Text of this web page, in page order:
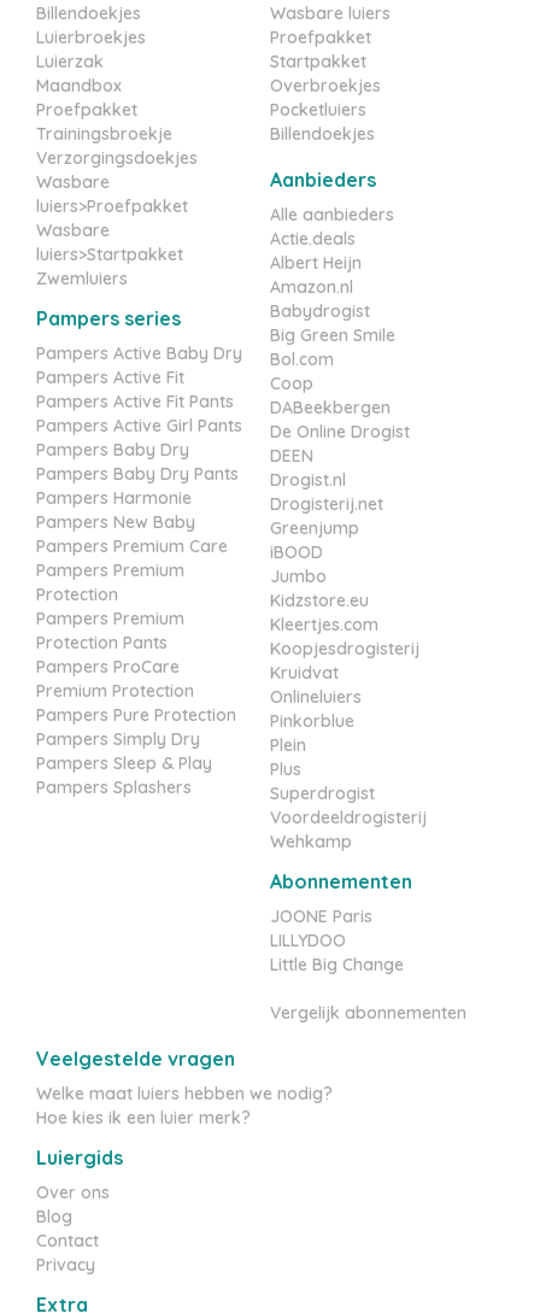
Billendoekjes
Luierbroekjes
Luierzak
Maandbox
Proefpakket
Trainingsbroekje
Verzorgingsdoekjes
Wasbare
luiers>Proefpakket
Wasbare
luiers>Startpakket
Zwemluiers
Pampers series
Pampers Active Baby Dry
Pampers Active Fit
Pampers Active Fit Pants
Pampers Active Girl Pants
Pampers Baby Dry
Pampers Baby Dry Pants
Pampers Harmonie
Pampers New Baby
Pampers Premium Care
Pampers Premium
Protection
Pampers Premium
Protection Pants
Pampers ProCare
Premium Protection
Pampers Pure Protection
Pampers Simply Dry
Pampers Sleep & Play
Pampers Splashers
Wasbare luiers
Proefpakket
Startpakket
Overbroekjes
Pocketluiers
Billendoekjes
Aanbieders
Alle aanbieders
Actie.deals
Albert Heijn
Amazon.nl
Babydrogist
Big Green Smile
Bol.com
Coop
DABeekbergen
De Online Drogist
DEEN
Drogist.nl
Drogisterij.net
Greenjump
iBOOD
Jumbo
Kidzstore.eu
Kleertjes.com
Koopjesdrogisterij
Kruidvat
Onlineluiers
Pinkorblue
Plein
Plus
Superdrogist
Voordeeldrogisterij
Wehkamp
Abonnementen
JOONE Paris
LILLYDOO
Little Big Change
Vergelijk abonnementen
Veelgestelde vragen
Welke maat luiers hebben we nodig?
Hoe kies ik een luier merk?
Luiergids
Over ons
Blog
Contact
Privacy
Extra